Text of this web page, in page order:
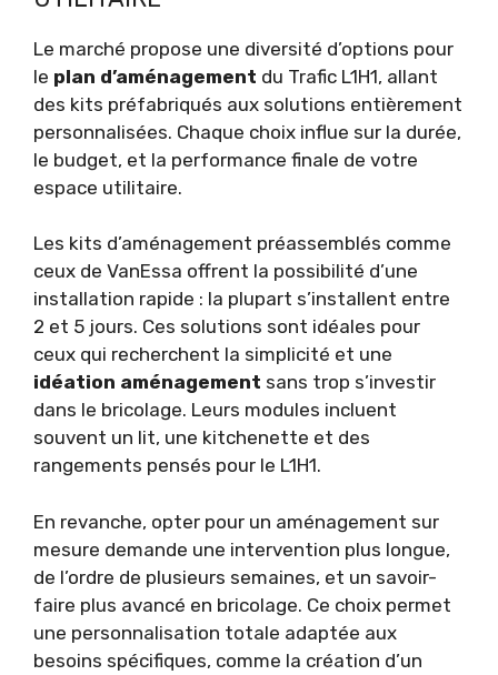
Le marché propose une diversité d’options pour
le plan d’aménagement du Trafic L1H1, allant
des kits préfabriqués aux solutions entièrement
personnalisées. Chaque choix influe sur la durée,
le budget, et la performance finale de votre
espace utilitaire.
Les kits d’aménagement préassemblés comme
ceux de VanEssa offrent la possibilité d’une
installation rapide : la plupart s’installent entre
2 et 5 jours. Ces solutions sont idéales pour
ceux qui recherchent la simplicité et une
idéation aménagement sans trop s’investir
dans le bricolage. Leurs modules incluent
souvent un lit, une kitchenette et des
rangements pensés pour le L1H1.
En revanche, opter pour un aménagement sur
mesure demande une intervention plus longue,
de l’ordre de plusieurs semaines, et un savoir-
faire plus avancé en bricolage. Ce choix permet
une personnalisation totale adaptée aux
besoins spécifiques, comme la création d’un